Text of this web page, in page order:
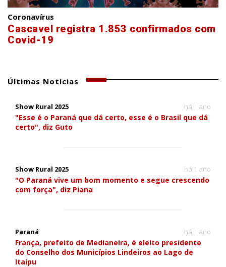
Coronavírus
Cascavel registra 1.853 confirmados com
Covid-19
Últimas Notícias
Show Rural 2025 há 1 ano
"Esse é o Paraná que dá certo, esse é o Brasil que dá
certo", diz Guto
Show Rural 2025 há 1 ano
"O Paraná vive um bom momento e segue crescendo
com força", diz Piana
Paraná há 1 ano
França, prefeito de Medianeira, é eleito presidente
do Conselho dos Municípios Lindeiros ao Lago de
Itaipu